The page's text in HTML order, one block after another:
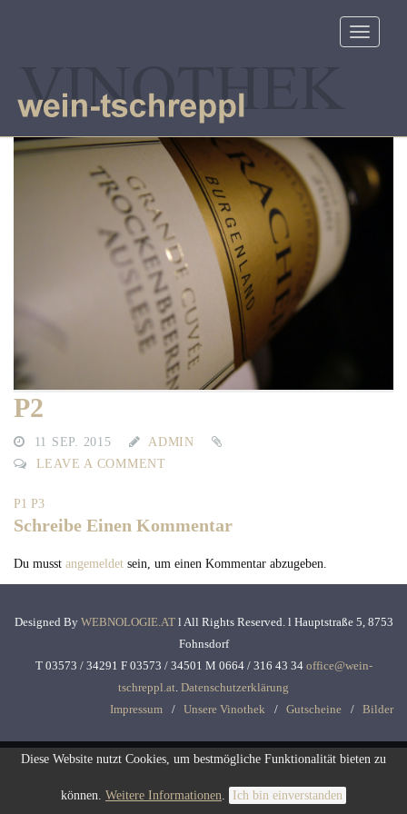
P2
11 SEP. 2015
ADMIN
LEAVE A COMMENT
P1 P3
Schreibe Einen Kommentar
Du musst angemeldet sein, um einen Kommentar abzugeben.
Designed By WEBNOLOGIE.ATl All Rights Reserved. l Hauptstraße 5, 8753
Fohnsdorf
T 03573 / 34291 F 03573 / 34501 M 0664 / 316 43 34 office@wein-
tschreppl.at Datenschutzerklärung
Impressum
Unsere Vinothek Gutscheine Bilder
Diese Website nutzt Cookies, um bestmögliche Funktionalität bieten zu
können. Weitere Informationen. Ich bin einverstanden